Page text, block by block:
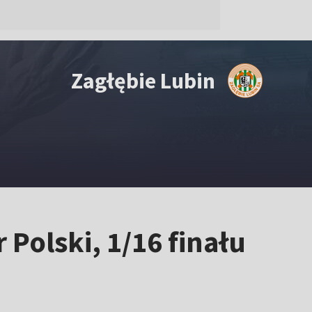
Zagłębie Lubin
Polski, 1/16 finału